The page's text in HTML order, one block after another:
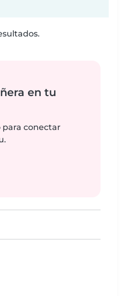
en tu
conectar